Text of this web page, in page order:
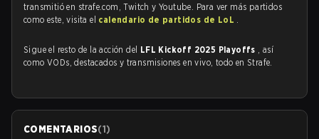
transmitió en strafe.com, Twitch y Youtube. Para ver más partidos
como este, visita el calendario de partidos de LoL .
Sigue el resto de la acción del LFL Kickoff 2025 Playoffs , así
como VODs, destacados y transmisiones en vivo, todo en Strafe.
COMENTARIOS(1)